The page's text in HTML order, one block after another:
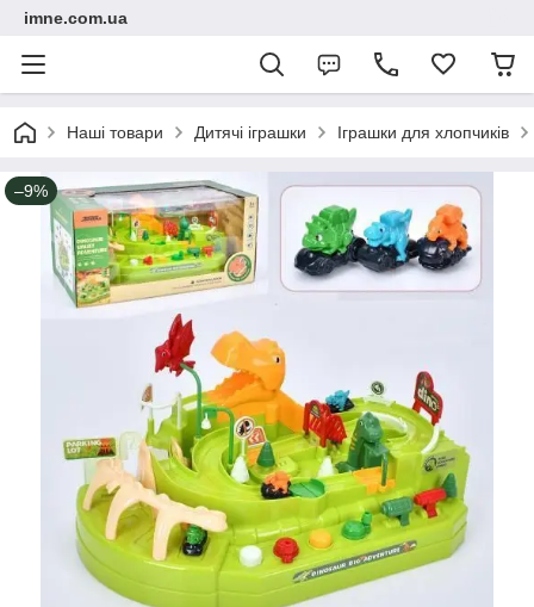
imne.com.ua
Наші товари Дитячі іграшки Іграшки для хлопчиків
–9%